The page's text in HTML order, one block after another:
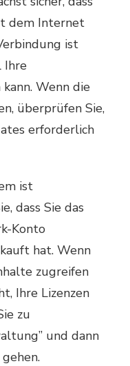
dem Internet
ist
Ihre
Wenn die
überprüfen Sie,
erforderlich
ist
dass Sie das
Konto
hat. Wenn
zugreifen
Ihre Lizenzen
zu
und dann